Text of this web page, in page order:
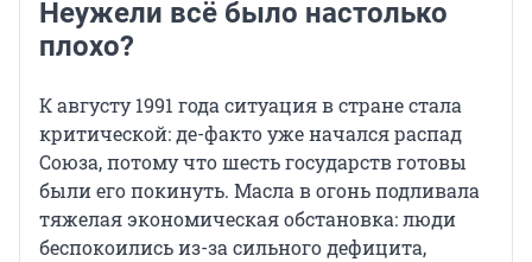
Неужели всё было настолько
плохо?
К августу 1991 года ситуация в стране стала
критической: де-факто уже начался распад
Союза, потому что шесть государств готовы
были его покинуть. Масла в огонь подливала
тяжелая экономическая обстановка: люди
беспокоились из-за сильного дефицита,